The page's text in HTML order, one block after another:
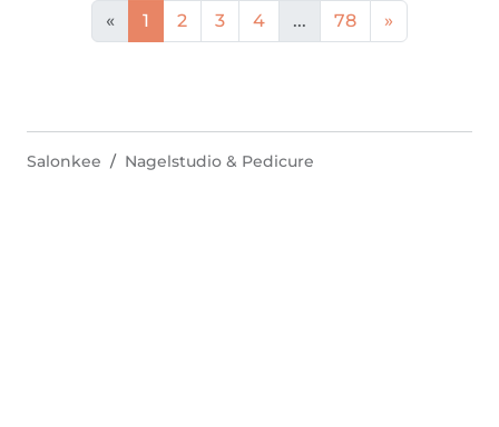
« 1 2 3 4 ... 78 »
Salonkee Nagelstudio & Pedicure